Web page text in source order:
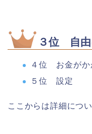
３位 自由
４位 お金がか
５位 設定
ここからは詳細につ